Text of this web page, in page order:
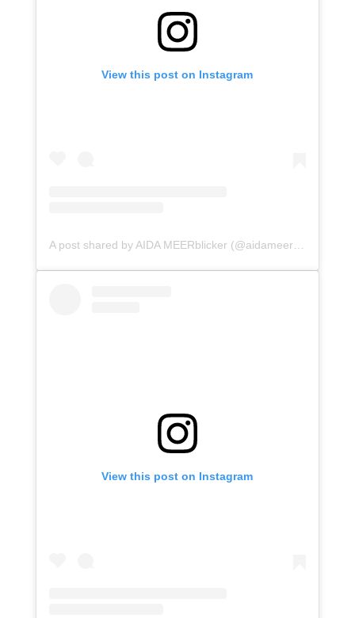
View this post on Instagram
A post shared by AIDA MEERblicker (@aidameerblicker)
View this post on Instagram